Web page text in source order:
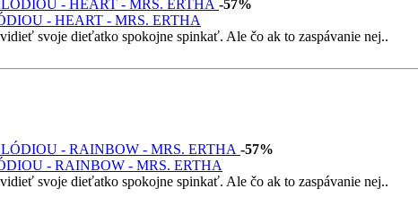
-57%
- HEART - MRS. ERTHA
svoje dieťatko spokojne spinkať. Ale čo ak to zaspávanie nej..
-57%
- RAINBOW - MRS. ERTHA
svoje dieťatko spokojne spinkať. Ale čo ak to zaspávanie nej..